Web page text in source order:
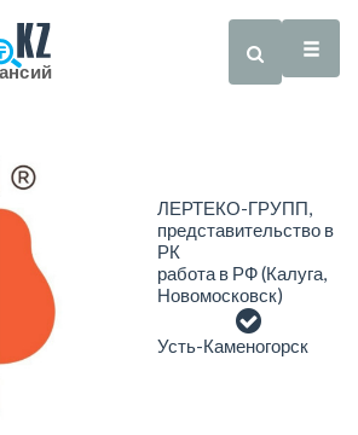
ЛЕРТЕКО-ГРУПП,
представительство в
РК
работа в РФ (Калуга,
Новомосковск)
Усть-Каменогорск